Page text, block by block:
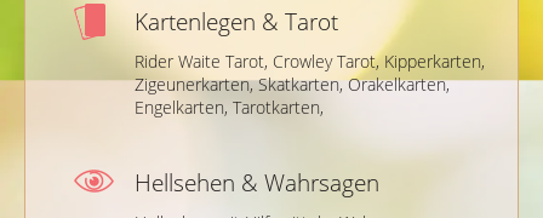
Kartenlegen & Tarot
Rider Waite Tarot, Crowley Tarot, Kipperkarten,
Zigeunerkarten, Skatkarten, Orakelkarten,
Engelkarten, Tarotkarten,
Hellsehen & Wahrsagen